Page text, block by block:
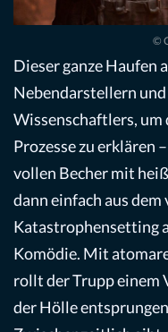
©
Dieser ganze Haufen
Nebendarstellern
Wissenschaftlers,
Prozesse zu erklären
vollen Becher mit
dann einfach aus
Katastrophensetting
Komödie. Mit
rollt der Trupp einem
der Hölle